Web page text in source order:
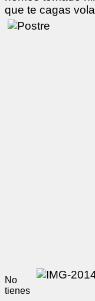
que te cagas
No
tienes